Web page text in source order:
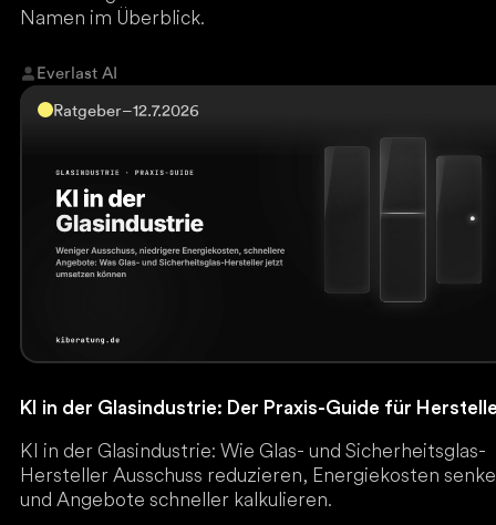
Namen im Überblick.
Everlast AI
Ratgeber–12.7.2026
KI in der Glasindustrie: Der Praxis-Guide für
KI in der Glasindustrie: Wie Glas- und Sicherheitsglas-
Hersteller Ausschuss reduzieren, Energiekosten
und Angebote schneller kalkulieren.